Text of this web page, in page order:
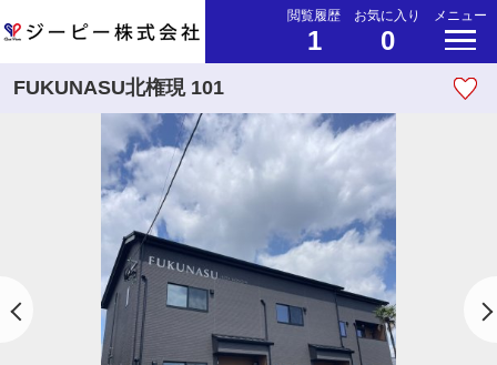
閲覧履歴
1
お気に入り
0
メニュー
FUKUNASU北権現 101